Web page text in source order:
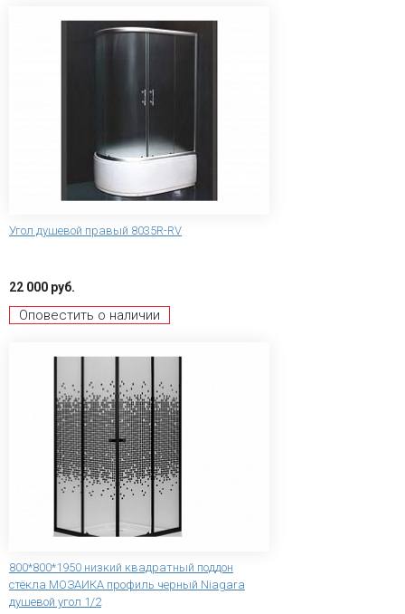
Угол душевой правый 8035R-RV
22 000 руб.
Оповестить о наличии
800*800*1950 низкий квадратный поддон
стёкла МОЗАИКА профиль черный Niagara
душевой угол 1/2